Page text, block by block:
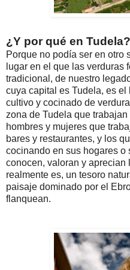
¿Y por qué en Tudela?
Porque no podía ser en otro
lugar en el que las verduras
tradicional, de nuestro
cuya capital es Tudela, es
cultivo y cocinado de
zona de Tudela que
hombres y mujeres que
bares y restaurantes, y los
cocinando en sus hogares o
conocen, valoran y aprecian
realmente es, un tesoro
paisaje dominado por el
flanquean.